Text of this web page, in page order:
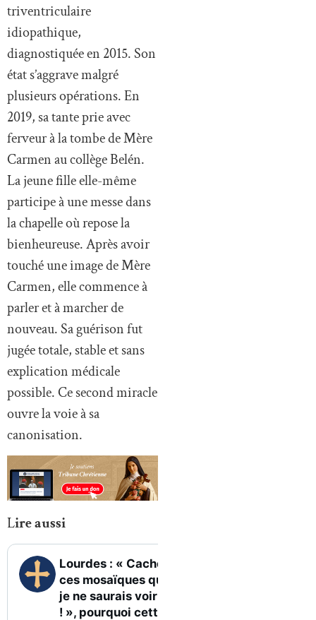
triventriculaire
idiopathique,
diagnostiquée en 2015. Son
état s’aggrave malgré
plusieurs opérations. En
2019, sa tante prie avec
ferveur à la tombe de Mère
Carmen au collège Belén.
La jeune fille elle-même
participe à une messe dans
la chapelle où repose la
bienheureuse. Après avoir
touché une image de Mère
Carmen, elle commence à
parler et à marcher de
nouveau. Sa guérison fut
jugée totale, stable et sans
explication médicale
possible. Ce second miracle
ouvre la voie à sa
canonisation.
Lire aussi